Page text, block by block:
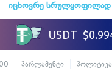
იცხოვრე სრულყოფილად
პარლამენტი პოლიტიკა